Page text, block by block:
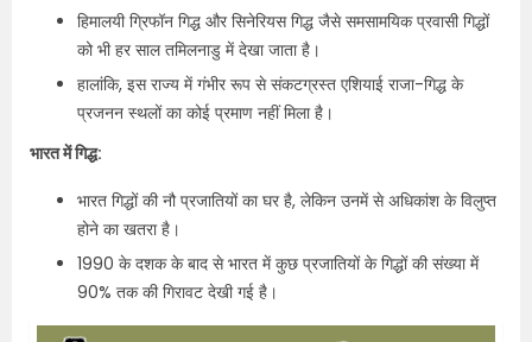
हिमालयी ग्रिफॉन गिद्ध और सिनेरियस गिद्ध जैसे समसामयिक प्रवासी गिद्धों
को भी हर साल तमिलनाडु में देखा जाता है।
हालांकि, इस राज्य में गंभीर रूप से संकटग्रस्त एशियाई राजा-गिद्ध के
प्रजनन स्थलों का कोई प्रमाण नहीं मिला है।
भारत में गिद्ध:
भारत गिद्धों की नौ प्रजातियों का घर है, लेकिन उनमें से अधिकांश के विलुप्त
होने का खतरा है।
1990 के दशक के बाद से भारत में कुछ प्रजातियों के गिद्धों की संख्या में
90% तक की गिरावट देखी गई है।